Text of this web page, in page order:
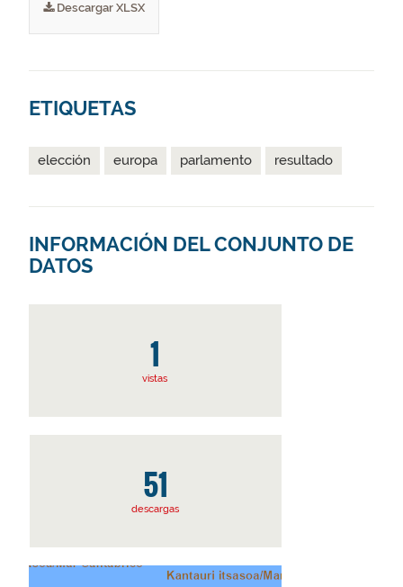
Descargar XLSX
ETIQUETAS
elección europa parlamento resultado
INFORMACIÓN DEL CONJUNTO DE
DATOS
1
vistas
51
descargas